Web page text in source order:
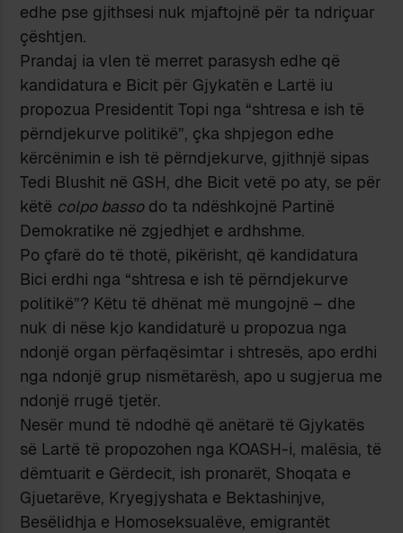
edhe pse gjithsesi nuk mjaftojnë për ta ndriçuar
çështjen.
Prandaj ia vlen të merret parasysh edhe që
kandidatura e Bicit për Gjykatën e Lartë iu
propozua Presidentit Topi nga “shtresa e ish të
përndjekurve politikë”, çka shpjegon edhe
kërcënimin e ish të përndjekurve, gjithnjë sipas
Tedi Blushit në GSH, dhe Bicit vetë po aty, se për
këtë colpo bassodo ta ndëshkojnë Partinë
Demokratike në zgjedhjet e ardhshme.
Po çfarë do të thotë, pikërisht, që kandidatura
Bici erdhi nga “shtresa e ish të përndjekurve
politikë”? Këtu të dhënat më mungojnë – dhe
nuk di nëse kjo kandidaturë u propozua nga
ndonjë organ përfaqësimtar i shtresës, apo erdhi
nga ndonjë grup nismëtarësh, apo u sugjerua me
ndonjë rrugë tjetër.
Nesër mund të ndodhë që anëtarë të Gjykatës
së Lartë të propozohen nga KOASH-i, malësia, të
dëmtuarit e Gërdecit, ish pronarët, Shoqata e
Gjuetarëve, Kryegjyshata e Bektashinjve,
Besëlidhja e Homoseksualëve, emigrantët